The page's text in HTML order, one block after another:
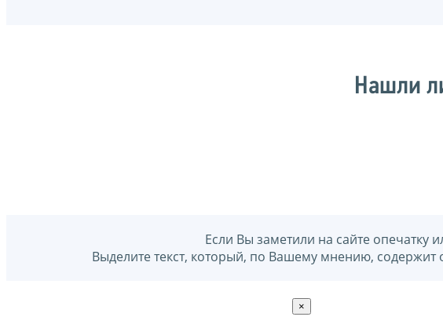
Нашли
Если Вы заметили на сайте опечатку
Выделите текст, который, по Вашему мнению,
×